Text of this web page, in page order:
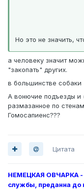
Но это не значить,
а человеку значит
"закопать" других.
в большинстве собаки
А вонючие подъезды и
размазанное по
Гомосапиенс???
Цитата
НЕМЕЦКАЯ ОВЧАРКА -
службы, преданна до